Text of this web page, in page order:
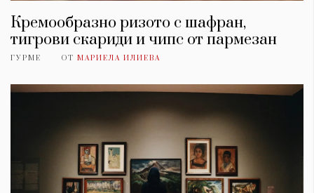
Кремообразно ризото с шафран,
тигрови скариди и чипс от пармезан
ГУРМЕ ОТ МАРИЕЛА ИЛИЕВА